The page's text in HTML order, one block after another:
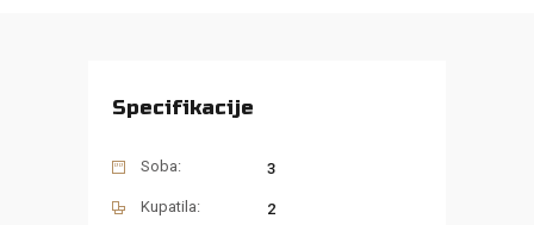
Specifikacije
Soba: 3
Kupatila: 2